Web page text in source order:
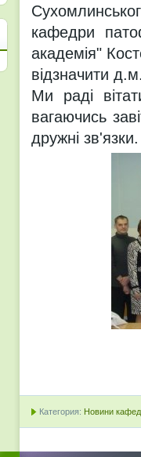
кафедри
академія"
відзначити
Ми раді
вагаючись
дружні зв'язки.
Категория: Новини